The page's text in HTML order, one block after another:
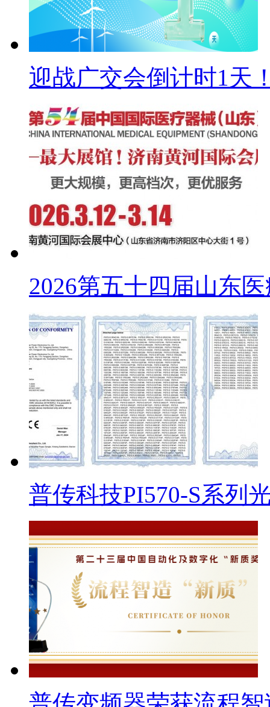
迎战广交会倒计时1天
2026第五十四届山东
普传科技PI570-S系列